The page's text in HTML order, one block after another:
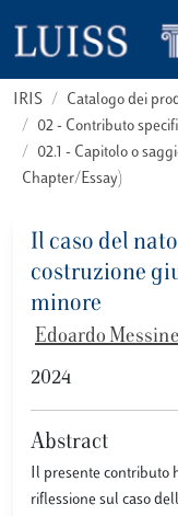
IRIS
Catalogo dei
02 - Contributo
02.1 - Capitolo o
Chapter/Essay)
Il caso del
costruzione
minore
Edoardo
2024
Abstract
Il presente contributo
riflessione sul caso